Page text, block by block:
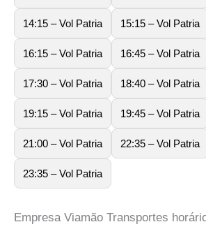
14:15 – Vol Patria 15:15 – Vol Patria
16:15 – Vol Patria 16:45 – Vol Patria
17:30 – Vol Patria 18:40 – Vol Patria
19:15 – Vol Patria 19:45 – Vol Patria
21:00 – Vol Patria 22:35 – Vol Patria
23:35 – Vol Patria
Empresa Viamão Transportes